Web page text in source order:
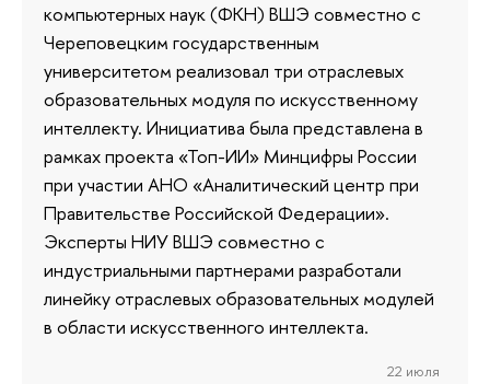
компьютерных наук (ФКН) ВШЭ совместно с
Череповецким государственным
университетом реализовал три отраслевых
образовательных модуля по искусственному
интеллекту. Инициатива была представлена в
рамках проекта «Топ-ИИ» Минцифры России
при участии АНО «Аналитический центр при
Правительстве Российской Федерации».
Эксперты НИУ ВШЭ совместно с
индустриальными партнерами разработали
линейку отраслевых образовательных модулей
в области искусственного интеллекта.
22 июля